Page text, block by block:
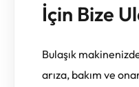
İçin Bize
Bulaşık
arıza, bakım ve